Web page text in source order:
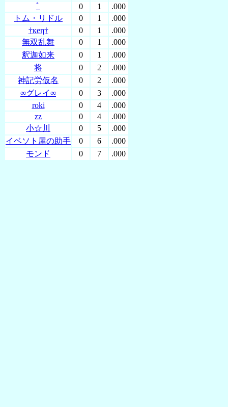
ﾟ
0 1
.000
トム・リドル
0 1
.000
†кеη†
0 1
.000
無双乱舞
0 1
.000
釈迦如来
0 1
.000
将
0 2
.000
神記労仮名
0 2
.000
∞グレイ∞
0 3
.000
roki
0 4
.000
zz
0 4
.000
小☆川
0 5
.000
イベソト屋の助手
0 6
.000
モンド
0 7 .000